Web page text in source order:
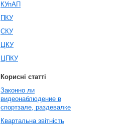
КУпАП
ПКУ
СКУ
ЦКУ
ЦПКУ
Корисні статті
Законно ли
видеонаблюдение в
спортзале, раздевалке
Квартальна звітність